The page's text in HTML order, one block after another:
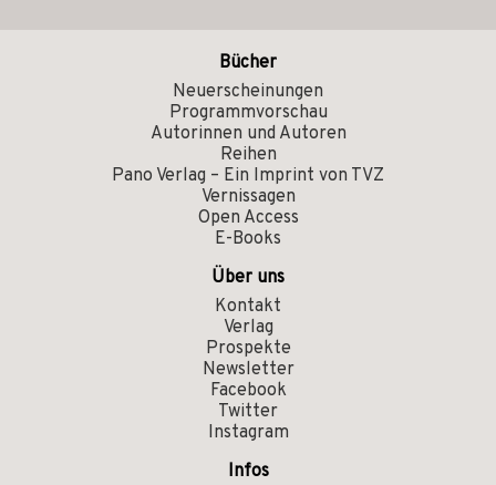
Bücher
Neuerscheinungen
Programmvorschau
Autorinnen und Autoren
Reihen
Pano Verlag – Ein Imprint von TVZ
Vernissagen
Open Access
E-Books
Über uns
Kontakt
Verlag
Prospekte
Newsletter
Facebook
Twitter
Instagram
Infos